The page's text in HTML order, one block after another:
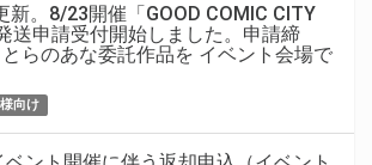
新。8/23開催「GOOD COMIC CITY
送申請受付開始しました。申請締
らのあな委託作品を イベント会場で
向け